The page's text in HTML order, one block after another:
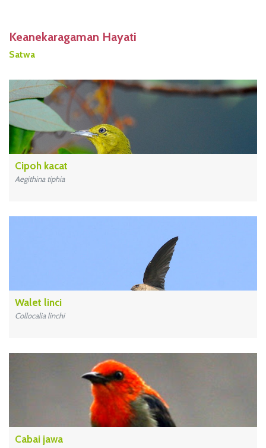
Keanekaragaman Hayati
Satwa
Cipoh kacat
Aegithina tiphia
Walet linci
Collocalia linchi
Cabai jawa